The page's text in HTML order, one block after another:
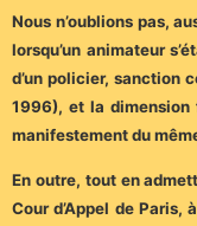
Nous n’oublions pas,
lorsqu’un animateur
d’un policier, sanction
1996), et la dimension
manifestement du
En outre, tout en
Cour d’Appel de Paris,